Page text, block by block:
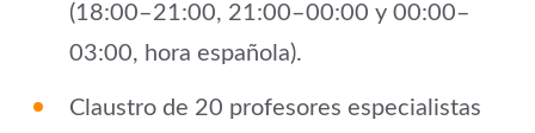
(18:00–21:00, 21:00–00:00 y 00:00–
03:00, hora española).
Claustro de 20 profesores especialistas